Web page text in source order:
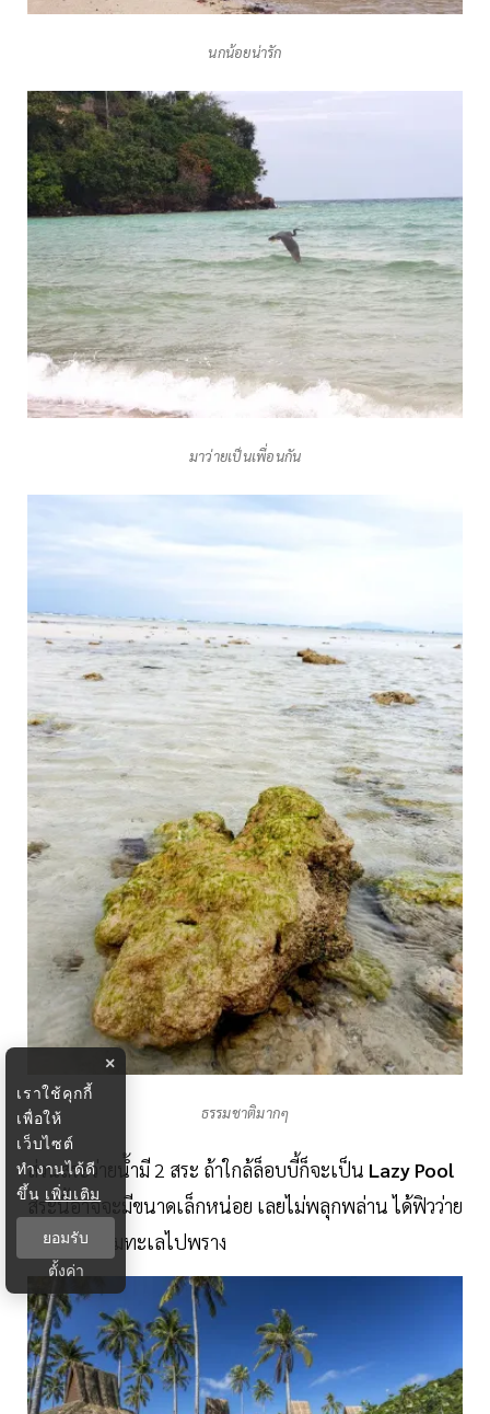
นกน้อยน่ารัก
มาว่ายเป็นเพื่อนกัน
ธรรมชาติมากๆ
ส่วนสระว่ายน้ำมี 2 สระ ถ้าใกล้ล็อบบี้ก็จะเป็น Lazy Pool
สระนี้อาจจะมีขนาดเล็กหน่อย เลยไม่พลุกพล่าน ได้ฟิวว่าย
น้ำไปด้วยชมทะเลไปพราง
×
เราใช้คุกกี้
เพื่อให้
เว็บไซต์
ทำงานได้ดี
ขึ้น เพิ่มเติม
ยอมรับ
ตั้งค่า